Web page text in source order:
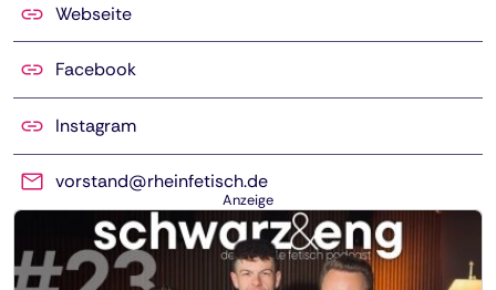
Webseite
Facebook
Instagram
vorstand@rheinfetisch.de
Anzeige